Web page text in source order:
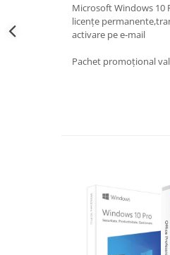
Microsoft Windows 10
licențe
activare pe e-mail
Pachet promoțional